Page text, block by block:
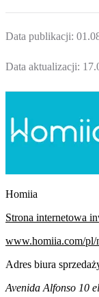
Data publikacji:
Data aktualizacji:
Homiia
Strona internetowa
www.homiia.com/
Adres biura
Avenida Alfonso 10